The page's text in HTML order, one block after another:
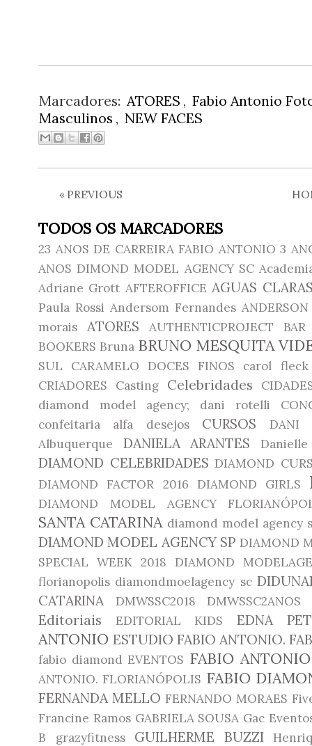
Marcadores: ATORES , Fabio Antonio
Masculinos , NEW FACES
« PREVIOUS
TODOS OS MARCADORES
23 ANOS DE CARREIRA FABIO ANTONIO 3
ANOS DIMOND MODEL AGENCY SC
Adriane Grott AFTEROFFICE AGUAS
Paula Rossi Andersom Fernandes
morais
ATORES AUTHENTICPROJECT
BOOKERS Bruna BRUNO MESQUITA
SUL CARAMELO DOCES FINOS
carol fleck
CRIADORES
Casting Celebridades
diamond model agency; dani rotelli
confeitaria alfa desejos
CURSOS
DANI
Albuquerque
DANIELA ARANTES
DIAMOND CELEBRIDADES DIAMOND
DIAMOND FACTOR 2016
DIAMOND GIRLS
DIAMOND MODEL AGENCY
SANTA CATARINA diamond model agency
DIAMOND MODEL AGENCY SP DIAMOND
SPECIAL WEEK 2018
DIAMOND
florianopolis diamondmoelagency sc
CATARINA
DMWSSC2018 DMWSSC2ANOS
Editoriais EDITORIAL KIDS EDNA
ANTONIO ESTUDIO FABIO ANTONIO.
fabio diamond EVENTOS FABIO ANTONIO
ANTONIO. FLORIANÓPOLIS FABIO
FERNANDA MELLO FERNANDO MORAES
Francine Ramos GABRIELA SOUSA Gac
B
grazyfitness GUILHERME BUZZI